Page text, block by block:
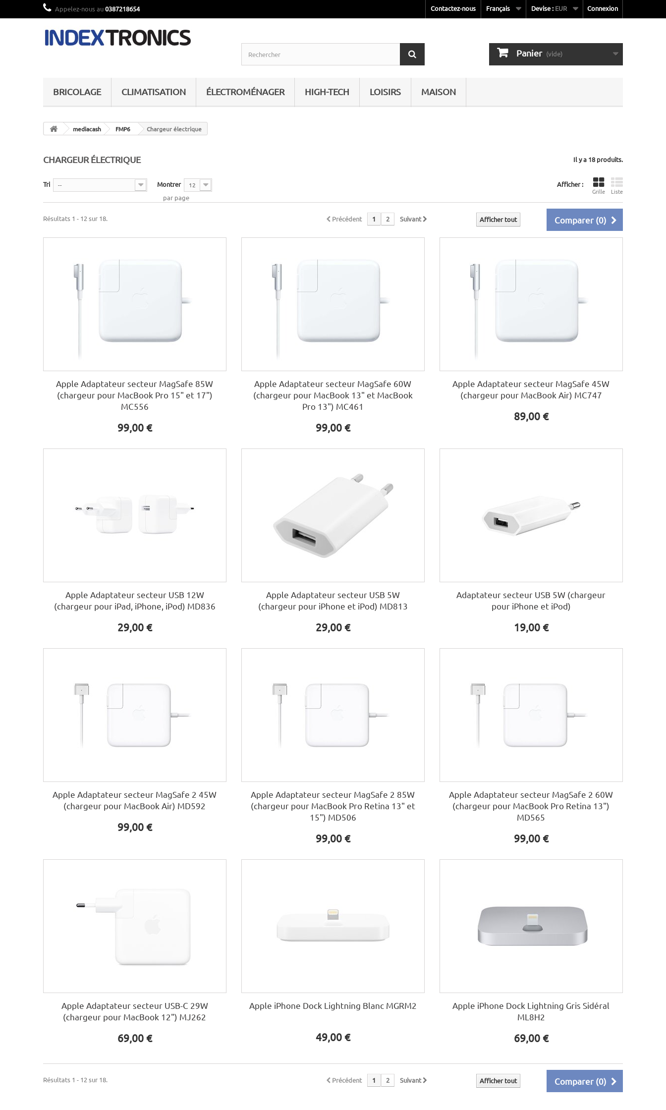
Connexion
Devise : EUR
Français
Contactez-nous
Appelez-nous au0387218654
Panier (vide)
BRICOLAGE CLIMATISATION ÉLECTROMÉNAGER HIGH-TECH LOISIRS MAISON
mediacash FMP6 Chargeur électrique
CHARGEUR ÉLECTRIQUE Il y a 18 produits.
Afficher :
Grille Liste
Tri -- Montrer 12
par page
Comparer (0)
Afficher tout
Précédent 1 2 Suivant
Résultats 1 - 12 sur 18.
Apple Adaptateur secteur MagSafe 85W
(chargeur pour MacBook Pro 15" et 17")
MC556
99,00 €
Apple Adaptateur secteur MagSafe 60W
(chargeur pour MacBook 13" et MacBook
Pro 13") MC461
99,00 €
Apple Adaptateur secteur MagSafe 45W
(chargeur pour MacBook Air) MC747
89,00 €
Apple Adaptateur secteur USB 12W
(chargeur pour iPad, iPhone, iPod) MD836
29,00 €
Apple Adaptateur secteur USB 5W
(chargeur pour iPhone et iPod) MD813
29,00 €
Adaptateur secteur USB 5W (chargeur
pour iPhone et iPod)
19,00 €
Apple Adaptateur secteur MagSafe 2 45W
(chargeur pour MacBook Air) MD592
99,00 €
Apple Adaptateur secteur MagSafe 2 85W
(chargeur pour MacBook Pro Retina 13" et
15") MD506
99,00 €
Apple Adaptateur secteur MagSafe 2 60W
(chargeur pour MacBook Pro Retina 13")
MD565
99,00 €
Apple Adaptateur secteur USB-C 29W
(chargeur pour MacBook 12") MJ262
69,00 €
Apple iPhone Dock Lightning Blanc MGRM2
49,00 €
Apple iPhone Dock Lightning Gris Sidéral
ML8H2
69,00 €
Comparer (0)
Afficher tout
Précédent 1 2 Suivant
Résultats 1 - 12 sur 18.